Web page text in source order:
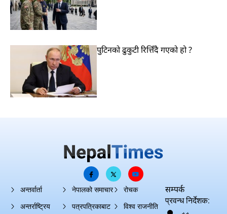
पुटिनको ढुकुटी रित्तिँदै गएको हो ?
अन्तर्वार्ता
अन्तर्राष्ट्रिय
नेपालको समाचार
पत्रपत्रिकाबाट
रोचक
विश्व राजनीति
सम्पर्क
प्रवन्ध निर्देशक: